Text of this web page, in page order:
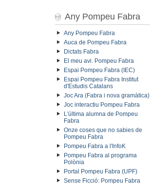
Any Pompeu Fabra
Any Pompeu Fabra
Auca de Pompeu Fabra
Dictats Fabra
El meu avi. Pompeu Fabra
Espai Pompeu Fabra (IEC)
Espai Pompeu Fabra Institut
d'Estudis Catalans
Joc Ara (Fabra i nova gramàtica)
Joc interactiu Pompeu Fabra
L'última alumna de Pompeu
Fabra
Onze coses que no sabies de
Pompeu Fabra
Pompeu Fabra a l'InfoK
Pompeu Fabra al programa
Polònia
Portal Pompeu Fabra (UPF)
Sense Ficció: Pompeu Fabra